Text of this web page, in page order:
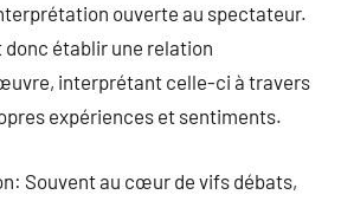
ouverte au spectateur.
établir une relation
interprétant celle-ci à travers
expériences et sentiments.
Souvent au cœur de vifs débats,